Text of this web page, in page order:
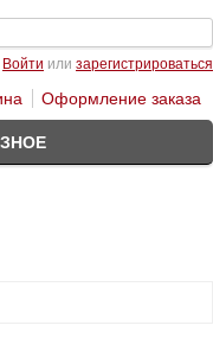
Войти или зарегистрироваться
Оформление заказа